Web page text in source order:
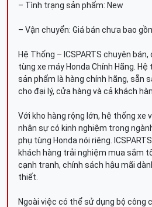
– Tình trạng sản phẩm: New
– Vận chuyển: Giá bán chưa bao
Hệ Thống – ICSPARTS chuyên
tùng xe máy Honda Chính Hãng.
sản phẩm là hàng chính hãng, sẵn
cho đại lý, cửa hàng và cả khách
Với kho hàng rộng lớn, hệ thống xe
nhân sự có kinh nghiệm trong
phụ tùng Honda nói riêng.
khách hàng trải nghiệm mua sắm
cạnh tranh, chính sách hậu mãi
thiết.
Ngoài việc có thể sử dụng bộ công